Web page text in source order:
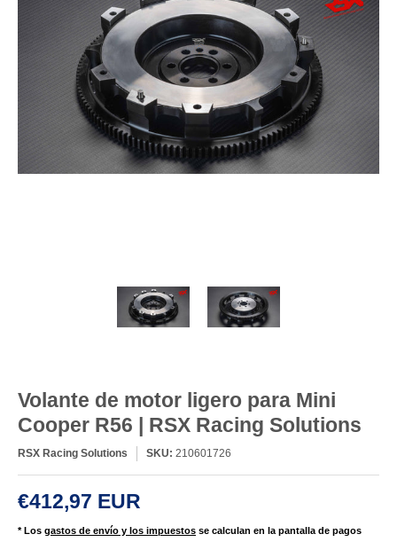
Volante de motor ligero para Mini
Cooper R56 | RSX Racing Solutions
RSX Racing Solutions SKU: 210601726
€412,97 EUR
* Los gastos de envío y los impuestos se calculan en la pantalla de pagos